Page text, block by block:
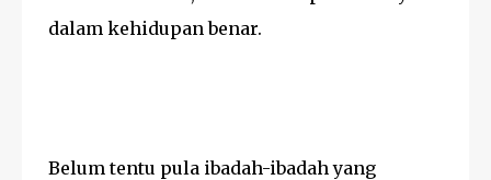
dalam kehidupan benar.
Belum tentu pula ibadah-ibadah yang